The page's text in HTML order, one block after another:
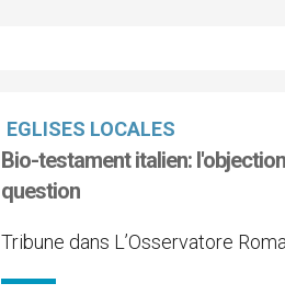
EGLISES LOCALES
Bio-testament italien:
question
Tribune dans L’Osservatore